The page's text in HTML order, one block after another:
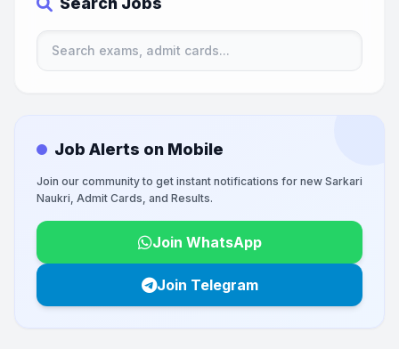
Job Alerts on Mobile
Join our community to get instant notifications for new Sarkari
Naukri, Admit Cards, and Results.
Join WhatsApp
Join Telegram